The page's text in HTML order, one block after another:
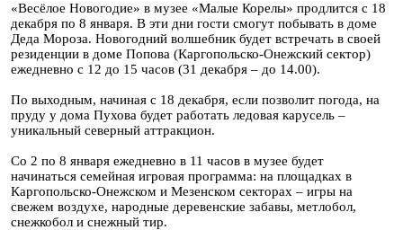
«Весёлое Новогодие» в музее «Малые Корелы» продлится с 18
декабря по 8 января. В эти дни гости смогут побывать в доме
Деда Мороза. Новогодний волшебник будет встречать в своей
резиденции в доме Попова (Каргопольско-Онежский сектор)
ежедневно с 12 до 15 часов (31 декабря – до 14.00).
По выходным, начиная с 18 декабря, если позволит погода, на
пруду у дома Пухова будет работать ледовая карусель –
уникальный северный аттракцион.
Со 2 по 8 января ежедневно в 11 часов в музее будет
начинаться семейная игровая программа: на площадках в
Каргопольско-Онежском и Мезенском секторах – игры на
свежем воздухе, народные деревенские забавы, метлобол,
снежкобол и снежный тир.